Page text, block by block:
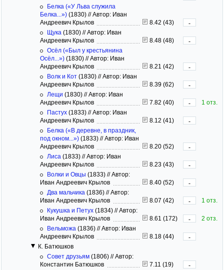
Белка («У Льва служила
Белка...») (1830) //Автор: Иван
Андреевич Крылов
8.42 (43)
-
Щука (1830) //Автор: Иван
Андреевич Крылов
8.48 (48)
-
Осёл («Был у крестьянина
Осёл...») (1830) //Автор: Иван
Андреевич Крылов
8.21 (42)
-
Волк и Кот (1830) //Автор: Иван
Андреевич Крылов
8.39 (62)
-
Лещи (1830) //Автор: Иван
Андреевич Крылов
7.82 (40) -
1 отз.
Пастух (1833) //Автор: Иван
Андреевич Крылов
8.12 (41)
-
Белка («В деревне, в праздник,
под окном...») (1833) //Автор: Иван
Андреевич Крылов
8.20 (52)
-
Лиса (1833) //Автор: Иван
Андреевич Крылов
8.23 (43)
-
Волки и Овцы (1833) //Автор:
Иван Андреевич Крылов
8.40 (52)
-
Два мальчика (1836) //Автор:
Иван Андреевич Крылов
8.07 (42) -
1 отз.
Кукушка и Петух (1834) //Автор:
Иван Андреевич Крылов
8.61 (172) -
2 отз.
Вельможа (1836) //Автор: Иван
Андреевич Крылов
8.18 (44)
-
К. Батюшков
Совет друзьям (1806) //Автор:
Константин Батюшков
7.11 (19)
-